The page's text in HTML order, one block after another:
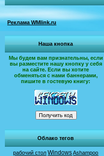
Реклама WMlink.ru
Наша кнопка
Мы будем вам признательны, если
вы разместите нашу кнопку у себя
на сайте. Если вы хотите
обменяться с нами баннерами,
пишите в гостевую книгу:
Облако тегов
рабочий стол Windows Ashampoo